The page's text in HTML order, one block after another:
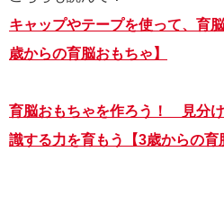
キャップやテープを使って、育
歳からの育脳おもちゃ】
育脳おもちゃを作ろう！ 見分
識する力を育もう【3歳からの育